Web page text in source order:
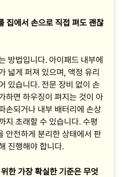
집에서 손으로 직접 펴도 괜찮
방법입니다. 아이패드 내부에
넓게 퍼져 있으며, 액정 유리
있습니다. 전문 장비 없이 손
하면 하우징이 펴지는 것이 아
손되거나 내부 배터리에 손상
지 초래할 수 있습니다. 수평
안전하게 분리한 상태에서 판
진행해야 합니다.
한 가장 확실한 기준은 무엇